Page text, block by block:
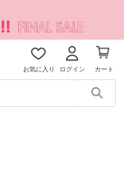
お気に入り ログイン カート